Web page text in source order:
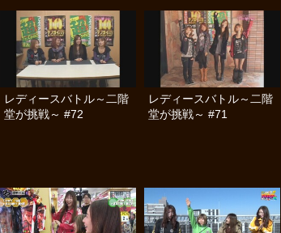
レディースバトル～二階
堂が挑戦～ #72
レディースバトル～二階
堂が挑戦～ #71